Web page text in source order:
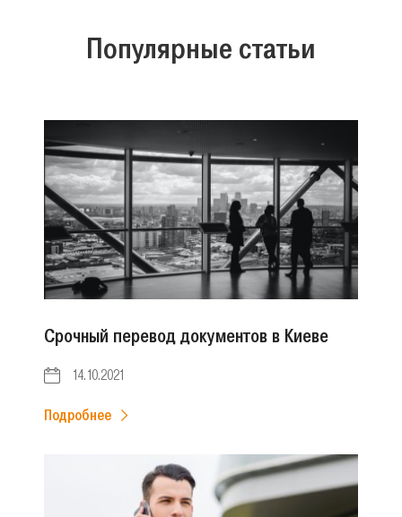
Популярные статьи
Срочный перевод документов в Киеве
14.10.2021
Подробнее